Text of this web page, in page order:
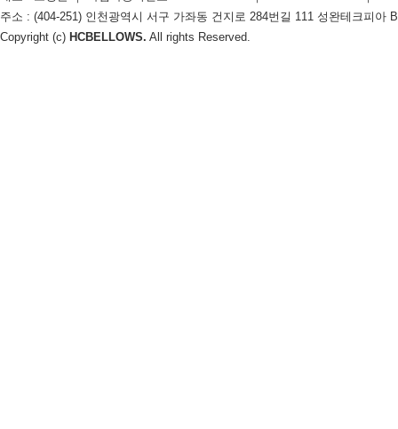
주소 : (404-251) 인천광역시 서구 가좌동 건지로 284번길 111 성완테크피아
Copyright (c) HCBELLOWS. All rights Reserved.